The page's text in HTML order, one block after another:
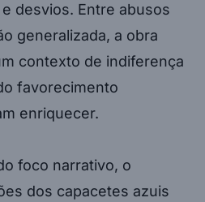
desvios. Entre abusos
generalizada, a obra
contexto de indiferença
favorecimento
enriquecer.
foco narrativo, o
dos capacetes azuis